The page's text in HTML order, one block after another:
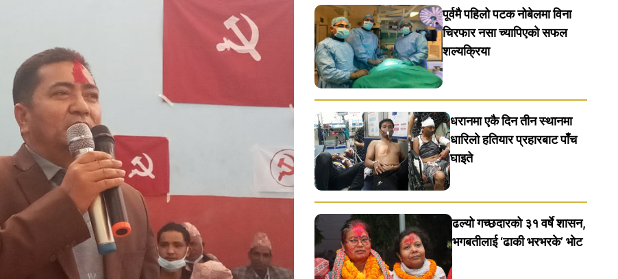
पूर्वमै पहिलो पटक नोबेलमा विना
चिरफार नसा च्यापिएको सफल
शल्यक्रिया
धरानमा एकै दिन तीन स्थानमा
धारिलाे हतियार प्रहारबाट पाँच
घाइते
ढल्यो गच्छदारको ३१ वर्षे शासन,
भगबतीलाई ‘ढाकी भरभरके’ भाेट